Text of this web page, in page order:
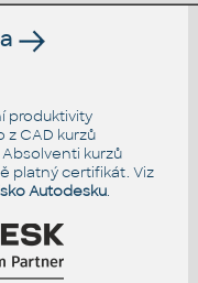
produktivity
CAD kurzů
kurzů
platný certifikát. Viz
Autodesku.